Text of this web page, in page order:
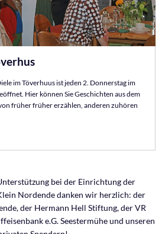
im Töverhuus ist jeden 2. Donnerstag im
Hier können Sie Geschichten aus dem
früher früher erzählen, anderen zuhören
bei der Einrichtung der
Nordende danken wir herzlich: der
der Hermann Hell Stiftung, der VR
e.G. Seestermühe und unseren